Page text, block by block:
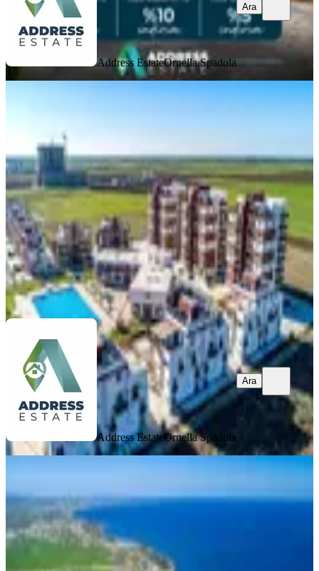
Address EstateOrnella Spadola
Ara
İskele, Çayırova Köyü
2+1·88 m²· 7. Kat·22.04.2026
127.500 £
Address EstateOrnella Spadola
Ara
Address EstateOrnella Spadola
Ara
Kıbrıs İskele Long Beach Te Satılık
Stüdyo Daire Sky Life Deluxe
İskele, Merkez Mahallesi
Stüdyo·49 m²